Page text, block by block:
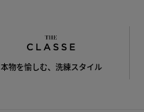
本物を愉しむ、洗練スタイル